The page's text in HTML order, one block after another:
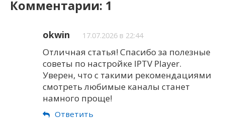
Комментарии: 1
okwin 17.07.2026 в 22:44
Отличная статья! Спасибо за полезные
советы по настройке IPTV Player.
Уверен, что с такими рекомендациями
смотреть любимые каналы станет
намного проще!
Ответить